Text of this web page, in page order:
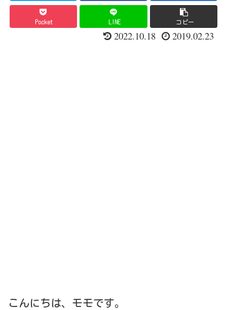
Pocket LINE コピー
2022.10.18 2019.02.23
こんにちは、モモです。